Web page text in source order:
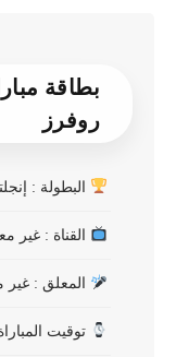
روفرز
البطولة :
القناة : غير
المعلق :
توقيت